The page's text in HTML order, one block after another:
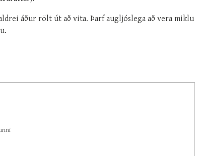
áður rölt út að vita. Þarf augljóslega að vera miklu